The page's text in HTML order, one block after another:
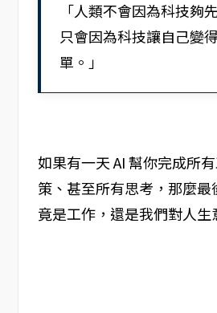
「人類不會因為科技夠
只會因為科技讓自己變
單。」
如果有一天 AI 幫你完成所
策、甚至所有思考，那麼
竟是工作，還是我們對人生